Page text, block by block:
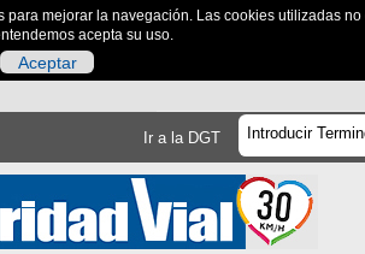
mejorar la navegación. Las cookies utilizadas
acepta su uso.
Aceptar
Ir a la DGT